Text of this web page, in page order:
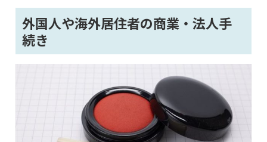
外国人や海外居住者の商業・法人手
続き